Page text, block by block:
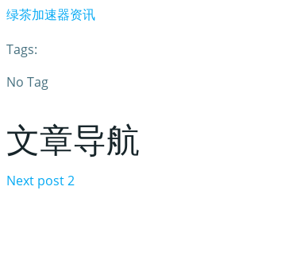
绿茶加速器资讯
Tags:
No Tag
文章导航
Next post2